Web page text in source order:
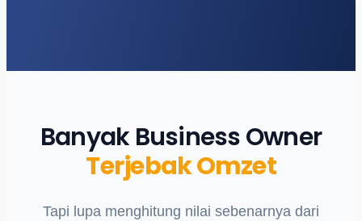
Banyak Business Owner
Terjebak Omzet
Tapi lupa menghitung nilai sebenarnya dari